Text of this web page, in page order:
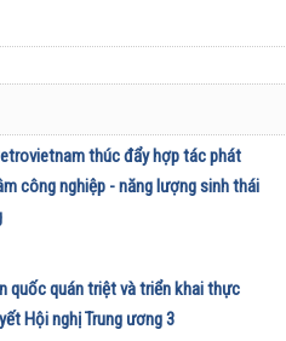
thúc đẩy hợp tác phát
công nghiệp - năng lượng sinh thái
quốc quán triệt và triển khai thực
Hội nghị Trung ương 3